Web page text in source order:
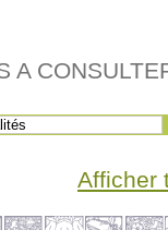
A
Afficher